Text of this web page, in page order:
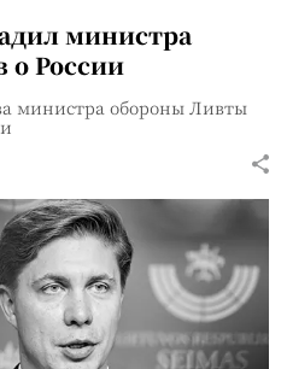
министра
о России
министра обороны Ливты